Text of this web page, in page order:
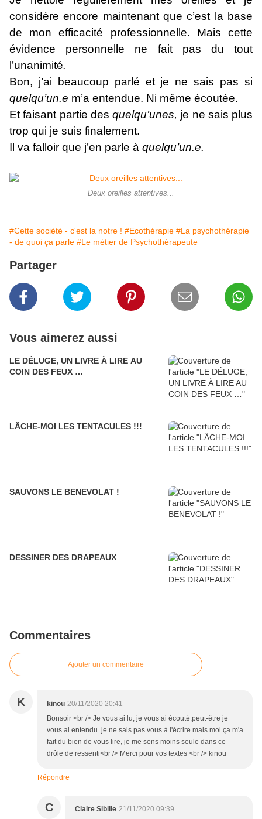
considère encore maintenant que c’est la base
de mon efficacité professionnelle. Mais cette
évidence personnelle ne fait pas du tout
l’unanimité.
Bon, j’ai beaucoup parlé et je ne sais pas si
quelqu’un.e m’a entendue. Ni même écoutée.
Et faisant partie des quelqu’unes, je ne sais plus
trop qui je suis finalement.
Il va falloir que j’en parle à quelqu’un.e.
Deux oreilles attentives...
#Cette société - c'est la notre ! #Ecothérapie #La psychothérapie
- de quoi ça parle #Le métier de Psychothérapeute
Partager
Vous aimerez aussi
LE DÉLUGE, UN LIVRE À LIRE AU
COIN DES FEUX …
LÂCHE-MOI LES TENTACULES !!!
SAUVONS LE BENEVOLAT !
DESSINER DES DRAPEAUX
Commentaires
Ajouter un commentaire
K kinou 20/11/2020 20:41
Bonsoir <br /> Je vous ai lu, je vous ai écouté,peut-être je
vous ai entendu..je ne sais pas vous à l'écrire mais moi ça m'a
fait du bien de vous lire, je me sens moins seule dans ce
drôle de ressenti<br /> Merci pour vos textes <br /> kinou
Répondre
C Claire Sibille 21/11/2020 09:39